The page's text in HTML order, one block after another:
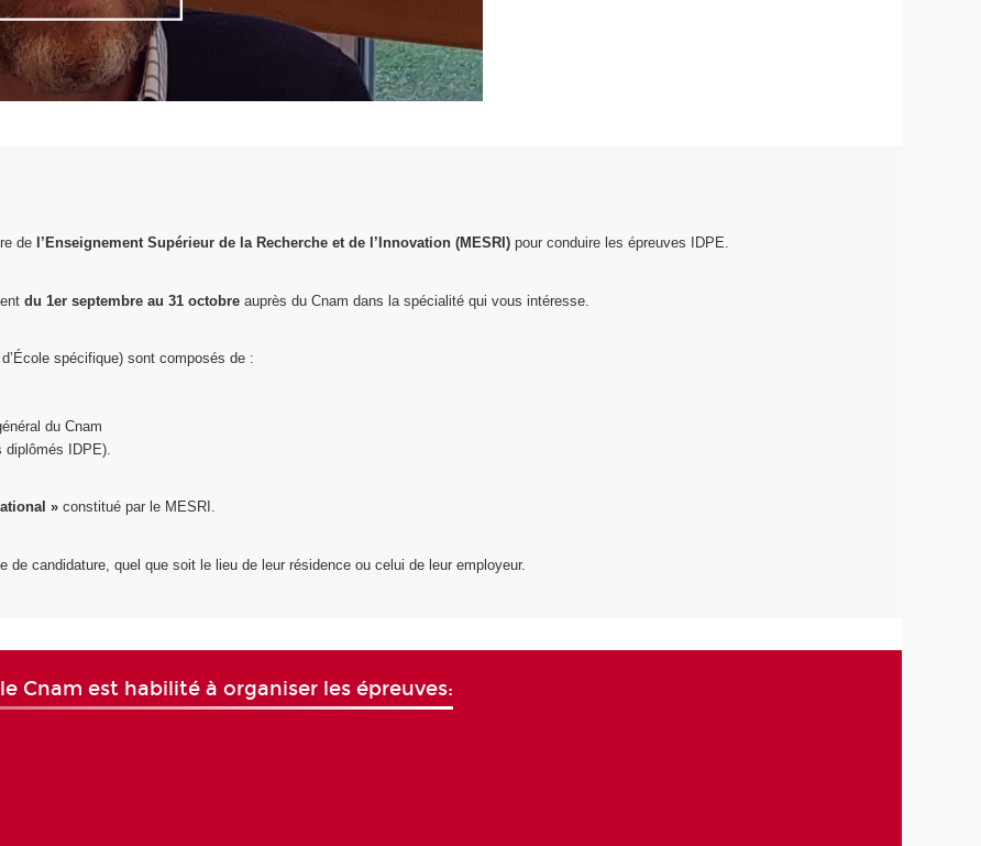
de l’Enseignement Supérieur de la Recherche et de l’Innovation (MESRI)pour conduire les épreuves IDPE.
du 1er septembre au 31 octobre auprès du Cnam dans la spécialité qui vous intéresse.
spécifique) sont composés de :
du Cnam
IDPE).
» constitué par le MESRI.
de candidature, quel que soit le lieu de leur résidence ou celui de leur employeur.
Cnam est habilité à organiser les épreuves: